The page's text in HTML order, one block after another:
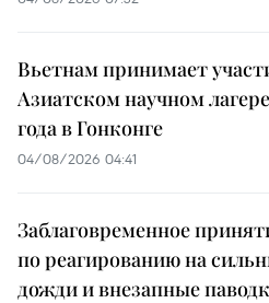
Вьетнам принимает
Азиатском научном
года в Гонконге
04/08/2026 04:41
Заблаговременное
по реагированию на
дожди и внезапные